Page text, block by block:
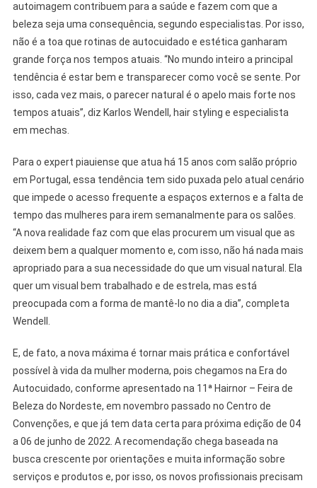
autoimagem contribuem para a saúde e fazem com que a
beleza seja uma consequência, segundo especialistas. Por isso,
não é a toa que rotinas de autocuidado e estética ganharam
grande força nos tempos atuais. “No mundo inteiro a principal
tendência é estar bem e transparecer como você se sente. Por
isso, cada vez mais, o parecer natural é o apelo mais forte nos
tempos atuais”, diz Karlos Wendell, hair styling e especialista
em mechas.
Para o expert piauiense que atua há 15 anos com salão próprio
em Portugal, essa tendência tem sido puxada pelo atual cenário
que impede o acesso frequente a espaços externos e a falta de
tempo das mulheres para irem semanalmente para os salões.
“A nova realidade faz com que elas procurem um visual que as
deixem bem a qualquer momento e, com isso, não há nada mais
apropriado para a sua necessidade do que um visual natural. Ela
quer um visual bem trabalhado e de estrela, mas está
preocupada com a forma de mantê-lo no dia a dia”, completa
Wendell.
E, de fato, a nova máxima é tornar mais prática e confortável
possível à vida da mulher moderna, pois chegamos na Era do
Autocuidado, conforme apresentado na 11ª Hairnor – Feira de
Beleza do Nordeste, em novembro passado no Centro de
Convenções, e que já tem data certa para próxima edição de 04
a 06 de junho de 2022. A recomendação chega baseada na
busca crescente por orientações e muita informação sobre
serviços e produtos e, por isso, os novos profissionais precisam